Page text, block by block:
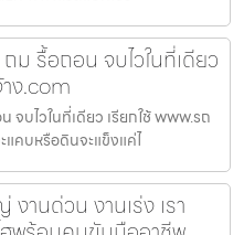
ม รื้อถอน จบไวในที่เดียว
ง.com
บไวในที่เดียว เรียกใช้ www.รถ
คบหรือดินจะแข็งแค่ไ
านด่วน งานเร่ง เรา